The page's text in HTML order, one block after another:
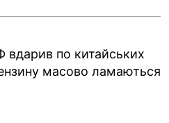
вдарив по китайських
масово ламаються